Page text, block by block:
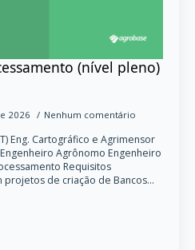
(nível pleno)
2026 Nenhum comentário
Eng. Cartográfico e Agrimensor
Agrônomo Engenheiro
Requisitos
projetos de criação de Bancos…